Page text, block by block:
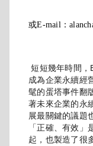
或E-mail：
短短幾年時間，
成為企業永續經
髦的蛋塔事件翻
著未來企業的永
展最關鍵的議題
「正確、有效
起，也製造了很